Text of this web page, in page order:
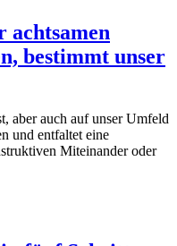
achtsamen
bestimmt unser
aber auch auf unser Umfeld
und entfaltet eine
Miteinander oder